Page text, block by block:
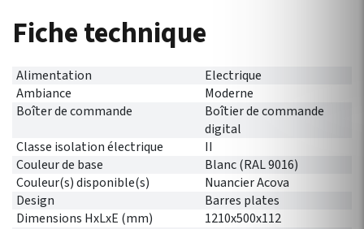
Fiche technique
Alimentation
Electrique
Ambiance
Moderne
Boîter de commande
Boîtier de commande
digital
Classe isolation électrique
II
Couleur de base
Blanc (RAL 9016)
Couleur(s) disponible(s)
Nuancier Acova
Design
Barres plates
Dimensions HxLxE (mm)
1210x500x112